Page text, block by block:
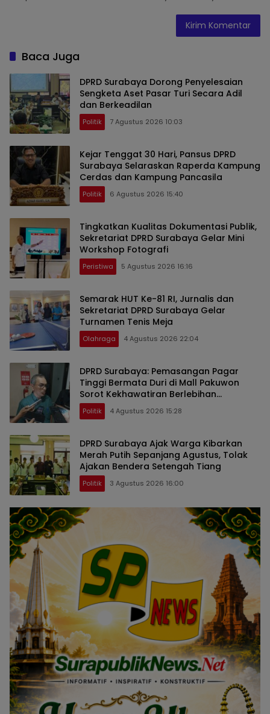
Baca Juga
DPRD Surabaya Dorong Penyelesaian
Sengketa Aset Pasar Turi Secara Adil
dan Berkeadilan
Politik 7 Agustus 2026 10:03
Kejar Tenggat 30 Hari, Pansus DPRD
Surabaya Selaraskan Raperda Kampung
Cerdas dan Kampung Pancasila
Politik 6 Agustus 2026 15:40
Tingkatkan Kualitas Dokumentasi Publik,
Sekretariat DPRD Surabaya Gelar Mini
Workshop Fotografi
Peristiwa 5 Agustus 2026 16:16
Semarak HUT Ke-81 RI, Jurnalis dan
Sekretariat DPRD Surabaya Gelar
Turnamen Tenis Meja
Olahraga 4 Agustus 2026 22:04
DPRD Surabaya: Pemasangan Pagar
Tinggi Bermata Duri di Mall Pakuwon
Sorot Kekhawatiran Berlebihan
Pengusaha
Politik 4 Agustus 2026 15:28
DPRD Surabaya Ajak Warga Kibarkan
Merah Putih Sepanjang Agustus, Tolak
Ajakan Bendera Setengah Tiang
Politik 3 Agustus 2026 16:00